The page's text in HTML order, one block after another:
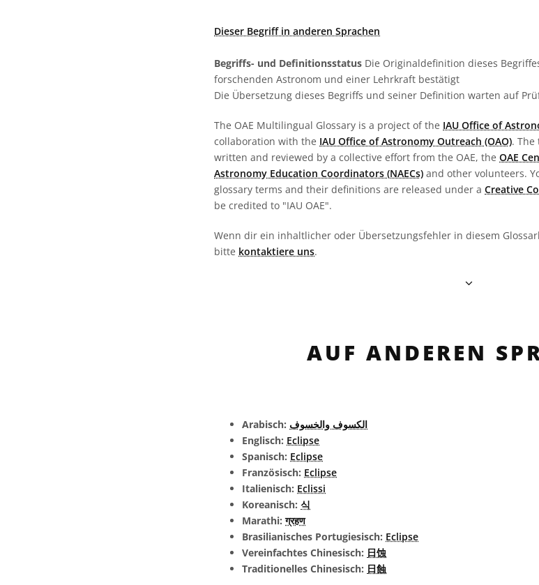
Dieser Begriff in anderen Sprachen
Begriffs- und Definitionsstatus Die Originaldefinition dieses
forschenden Astronom und einer Lehrkraft bestätigt
Die Übersetzung dieses Begriffs und seiner Definition warten auf
The OAE Multilingual Glossary is a project of the IAU Office of
collaboration with the IAU Office of Astronomy Outreach (OAO).
written and reviewed by a collective effort from the OAE, the OAE
Astronomy Education Coordinators (NAECs) and other volunteers.
glossary terms and their definitions are released under a Creative
be credited to "IAU OAE".
Wenn dir ein inhaltlicher oder Übersetzungsfehler in diesem
bitte kontaktiere uns.
AUF ANDEREN
Arabisch: الكسوف والخسوف
Englisch: Eclipse
Spanisch: Eclipse
Französisch: Eclipse
Italienisch: Eclissi
Koreanisch: 식
Marathi:ग्रहण
Brasilianisches Portugiesisch: Eclipse
Vereinfachtes Chinesisch: 日蚀
Traditionelles Chinesisch: 日蝕